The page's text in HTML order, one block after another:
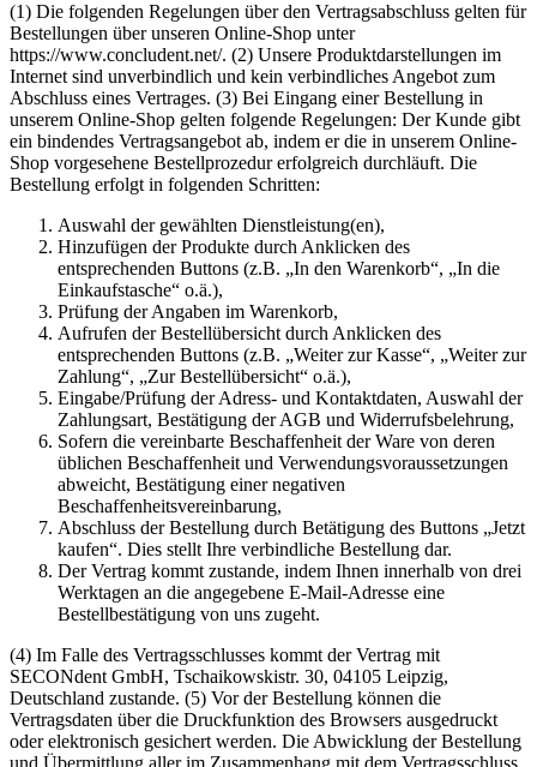
(1) Die folgenden Regelungen über den Vertragsabschluss gelten für
Bestellungen über unseren Online-Shop unter
https://www.concludent.net/. (2) Unsere Produktdarstellungen im
Internet sind unverbindlich und kein verbindliches Angebot zum
Abschluss eines Vertrages. (3) Bei Eingang einer Bestellung in
unserem Online-Shop gelten folgende Regelungen: Der Kunde gibt
ein bindendes Vertragsangebot ab, indem er die in unserem Online-
Shop vorgesehene Bestellprozedur erfolgreich durchläuft. Die
Bestellung erfolgt in folgenden Schritten:
Auswahl der gewählten Dienstleistung(en),
Hinzufügen der Produkte durch Anklicken des
entsprechenden Buttons (z.B. „In den Warenkorb“, „In die
Einkaufstasche“ o.ä.),
Prüfung der Angaben im Warenkorb,
Aufrufen der Bestellübersicht durch Anklicken des
entsprechenden Buttons (z.B. „Weiter zur Kasse“, „Weiter zur
Zahlung“, „Zur Bestellübersicht“ o.ä.),
Eingabe/Prüfung der Adress- und Kontaktdaten, Auswahl der
Zahlungsart, Bestätigung der AGB und Widerrufsbelehrung,
Sofern die vereinbarte Beschaffenheit der Ware von deren
üblichen Beschaffenheit und Verwendungsvoraussetzungen
abweicht, Bestätigung einer negativen
Beschaffenheitsvereinbarung,
Abschluss der Bestellung durch Betätigung des Buttons „Jetzt
kaufen“. Dies stellt Ihre verbindliche Bestellung dar.
Der Vertrag kommt zustande, indem Ihnen innerhalb von drei
Werktagen an die angegebene E-Mail-Adresse eine
Bestellbestätigung von uns zugeht.
(4) Im Falle des Vertragsschlusses kommt der Vertrag mit
SECONdent GmbH, Tschaikowskistr. 30, 04105 Leipzig,
Deutschland zustande. (5) Vor der Bestellung können die
Vertragsdaten über die Druckfunktion des Browsers ausgedruckt
oder elektronisch gesichert werden. Die Abwicklung der Bestellung